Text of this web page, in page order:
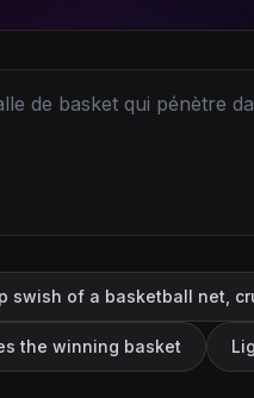
swish of a basketball net,
the winning basket